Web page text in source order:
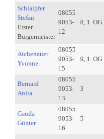
Schlaipfer
Stefan
Erster
Bürgermeister
08055
9053-
12
8, 1. OG
Aichenauer
Yvonne
08055
9053-
15
9, 1. OG
Bernard
Anita
08055
9053-
13
3
Gauda
Günter
08055
9053-
16
5